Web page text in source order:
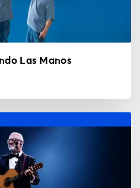
Las Manos